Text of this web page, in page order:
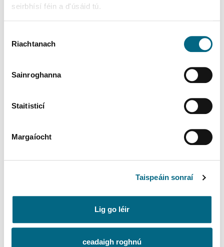
seirbhísí féin a d'úsáid tú.
Toilithe
Riachtanach
Sainroghanna
Staitisticí
Margaíocht
Taispeáin sonraí
Lig go léir
ceadaigh roghnú
Níl institiúid chreidmheasa ábalta a chuid taiscí
Chreidmheasa agus tionscnaíonn an Banc
Déanann an leachtaitheoir sonraí cuntais
Eisíonn an SRT seiceanna cúitimh do thaisceoirí
incháilithe